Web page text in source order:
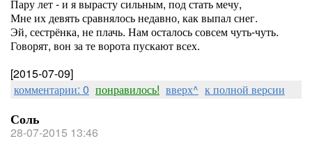
Пару лет - и я вырасту сильным, под стать мечу,
Мне их девять сравнялось недавно, как выпал снег.
Эй, сестрёнка, не плачь. Нам осталось совсем чуть-чуть.
Говорят, вон за те ворота пускают всех.
[2015-07-09]
комментарии: 0 понравилось! вверх^ к полной версии
Соль
28-07-2015 13:46